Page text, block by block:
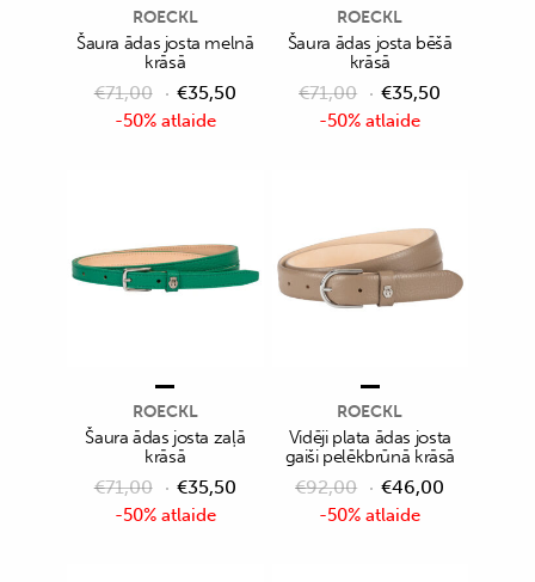
-50% atlaide
ROECKL
Šaura ādas josta melnā
krāsā
€71,00 €35,50
-50% atlaide
ROECKL
Šaura ādas josta bēšā
krāsā
€71,00 €35,50
-50% atlaide
ROECKL
Šaura ādas josta zaļā
krāsā
€71,00 €35,50
-50% atlaide
ROECKL
Vidēji plata ādas josta
gaiši pelēkbrūnā krāsā
€92,00 €46,00